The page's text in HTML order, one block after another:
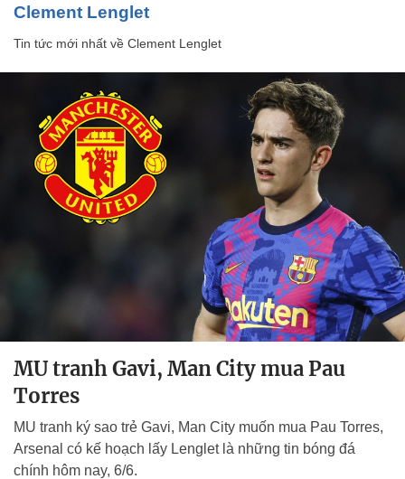
Clement Lenglet
Tin tức mới nhất về Clement Lenglet
MU tranh Gavi, Man City mua Pau
Torres
MU tranh ký sao trẻ Gavi, Man City muốn mua Pau Torres,
Arsenal có kế hoạch lấy Lenglet là những tin bóng đá
chính hôm nay, 6/6.